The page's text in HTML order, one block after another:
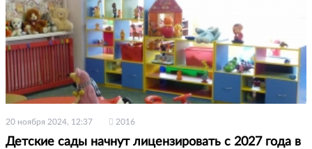
20 ноября 2024, 12:37 2016
Детские сады начнут лицензировать с 2027 года в